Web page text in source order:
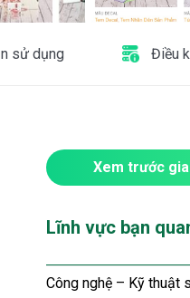
sử dụng Điều
Xem trước
Lĩnh vực bạn
Công nghệ – Kỹ thuật